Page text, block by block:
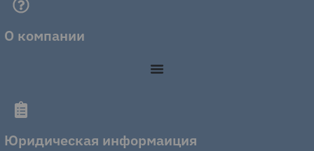
О компании
Юридическая информаиция